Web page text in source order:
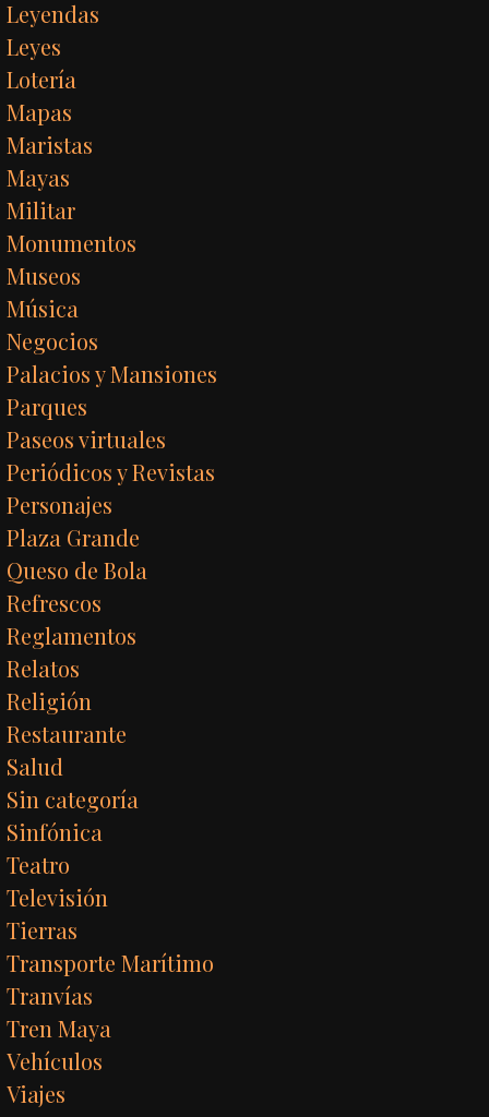
Leyendas
Leyes
Lotería
Mapas
Maristas
Mayas
Militar
Monumentos
Museos
Música
Negocios
Palacios y Mansiones
Parques
Paseos virtuales
Periódicos y Revistas
Personajes
Plaza Grande
Queso de Bola
Refrescos
Reglamentos
Relatos
Religión
Restaurante
Salud
Sin categoría
Sinfónica
Teatro
Televisión
Tierras
Transporte Marítimo
Tranvías
Tren Maya
Vehículos
Viajes